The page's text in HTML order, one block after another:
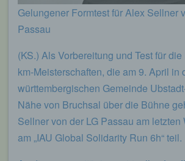
Gelungener Formtest für Alex Sellner
Passau
(KS.) Als Vorbereitung und Test für
km-Meisterschaften, die am 9. April in
württembergischen Gemeinde
Nähe von Bruchsal über die Bühne
Sellner von der LG Passau am letzten
am „IAU Global Solidarity Run 6h“ teil.